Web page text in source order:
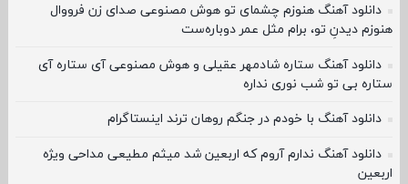
دانلود آهنگ هنوزم چشمای تو هوش مصنوعی صدای زن فرووال
هنوزم دیدنِ تو، برام مثل عمر دوباره‌ست
دانلود آهنگ ستاره شادمهر عقیلی و هوش مصنوعی آی ستاره آی
ستاره بی تو شب نوری نداره
دانلود آهنگ با خودم در جنگم روهان ترند اینستاگرام
دانلود آهنگ ندارم آروم که اربعین شد میثم مطیعی مداحی ویژه
اربعین